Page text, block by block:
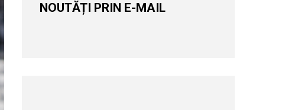
NOUTĂȚI PRIN E-MAIL